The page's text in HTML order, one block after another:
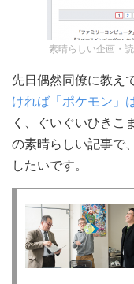
素晴らしい企画・
先日偶然同僚に教え
ければ「ポケモン」
く、ぐいぐいひきこ
の素晴らしい記事で
したいです。